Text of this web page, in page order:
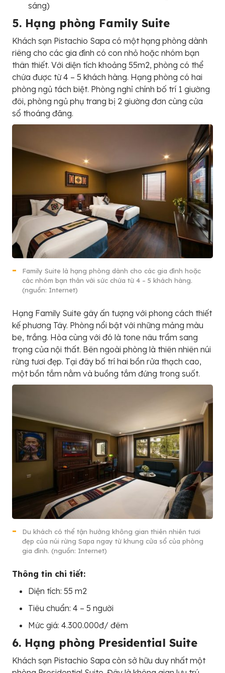
sáng)
5. Hạng phòng Family Suite
Khách sạn Pistachio Sapa có một hạng phòng dành
riêng cho các gia đình có con nhỏ hoặc nhóm bạn
thân thiết. Với diện tích khoảng 55m2, phòng có thể
chứa được từ 4 – 5 khách hàng. Hạng phòng có hai
phòng ngủ tách biệt. Phòng nghỉ chính bố trí 1 giường
đôi, phòng ngủ phụ trang bị 2 giường đơn cùng cửa
sổ thoáng đãng.
Family Suite là hạng phòng dành cho các gia đình hoặc
các nhóm bạn thân với sức chứa từ 4 – 5 khách hàng.
(nguồn: Internet)
Hạng Family Suite gây ấn tượng với phong cách thiết
kế phương Tây. Phòng nổi bật với những mảng màu
be, trắng. Hòa cùng với đó là tone nâu trầm sang
trọng của nội thất. Bên ngoài phòng là thiên nhiên núi
rừng tươi đẹp. Tại đây bố trí hai bồn rửa thạch cao,
một bồn tắm nằm và buồng tắm đứng trong suốt.
Du khách có thể tận hưởng không gian thiên nhiên tươi
đẹp của núi rừng Sapa ngay từ khung cửa sổ của phòng
gia đình. (nguồn: Internet)
Thông tin chi tiết:
Diện tích: 55 m2
Tiêu chuẩn: 4 – 5 người
Mức giá: 4.300.000đ/ đêm
6. Hạng phòng Presidential Suite
Khách sạn Pistachio Sapa còn sở hữu duy nhất một